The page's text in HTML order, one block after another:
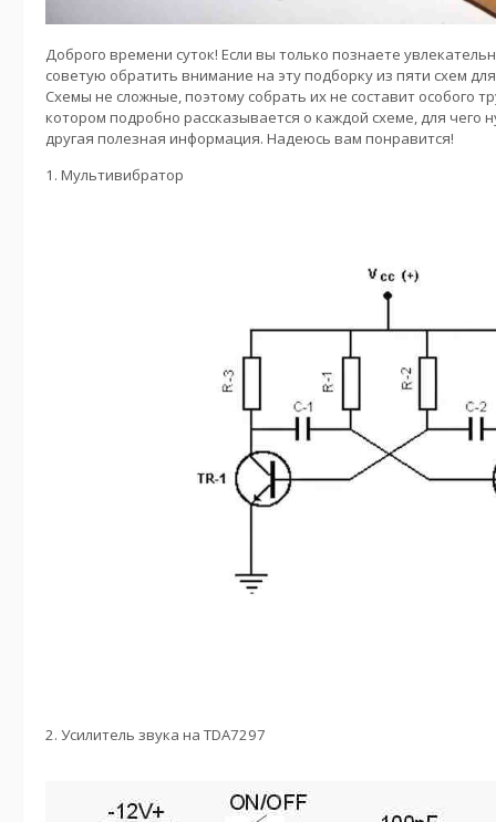
Доброго времени суток! Если вы только познаете
советую обратить внимание на эту подборку из пяти схем
Схемы не сложные, поэтому собрать их не составит особого
котором подробно рассказывается о каждой схеме, для чего
другая полезная информация. Надеюсь вам понравится!
1. Мультивибратор
2. Усилитель звука на TDA7297